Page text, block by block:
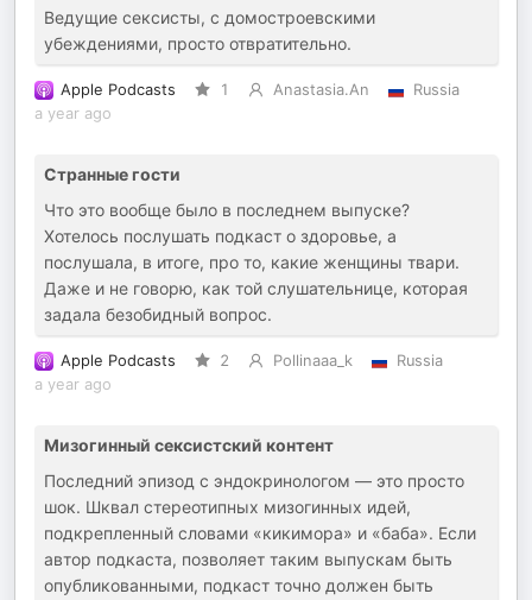
Ведущие сексисты, с домостроевскими
убеждениями, просто отвратительно.
Apple Podcasts 1 Anastasia.An
Russia
a year ago
Странные гости
Что это вообще было в последнем выпуске?
Хотелось послушать подкаст о здоровье, а
послушала, в итоге, про то, какие женщины твари.
Даже и не говорю, как той слушательнице, которая
задала безобидный вопрос.
Apple Podcasts 2 Pollinaaa_k
Russia
a year ago
Мизогинный сексистский контент
Последний эпизод с эндокринологом — это просто
шок. Шквал стереотипных мизогинных идей,
подкрепленный словами «кикимора» и «баба». Если
автор подкаста, позволяет таким выпускам быть
опубликованными, подкаст точно должен быть